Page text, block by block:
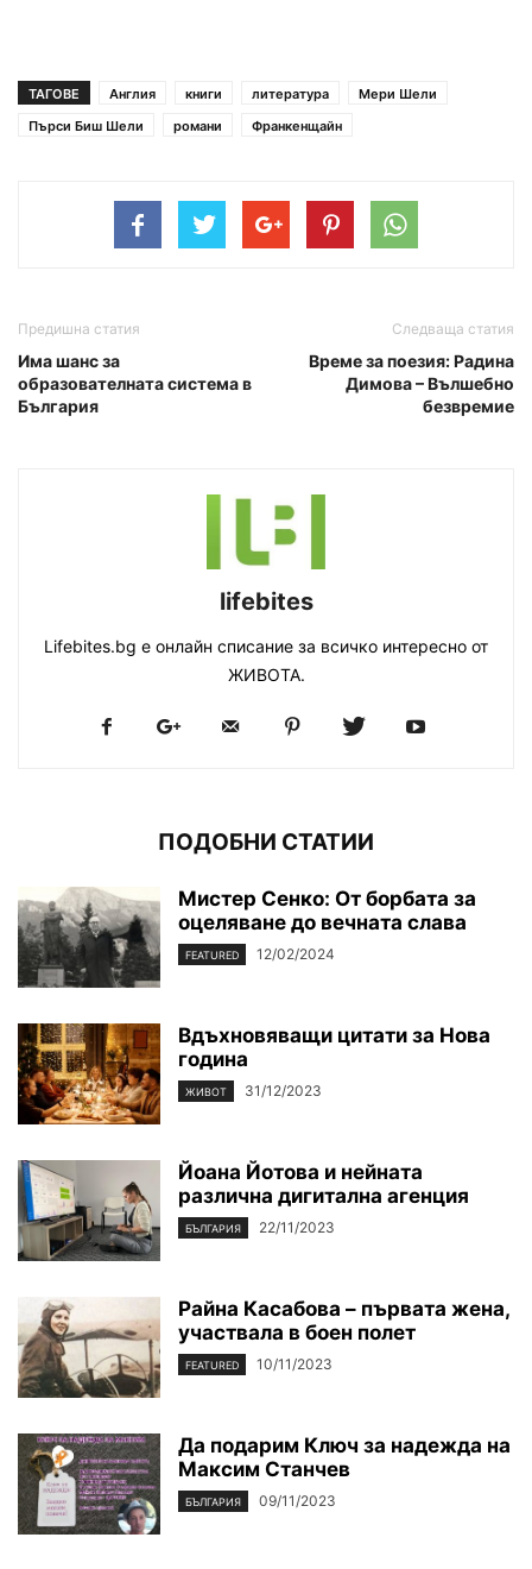
ТАГОВЕ Англия книги литература
Мери Шели
Пърси Биш Шели
романи Франкенщайн
Предишна статия
Има шанс за
образователната система в
България
Следваща статия
Време за поезия: Радина
Димова – Вълшебно
безвремие
lifebites
Lifebites.bg е онлайн списание за всичко интересно от
ЖИВОТА.
ПОДОБНИ СТАТИИ
Мистер Сенко: От борбата за
оцеляване до вечната слава
FEATURED 12/02/2024
Вдъхновяващи цитати за Нова
година
ЖИВОТ 31/12/2023
Йоана Йотова и нейната
различна дигитална агенция
БЪЛГАРИЯ 22/11/2023
Райна Касабова – първата жена,
участвала в боен полет
FEATURED 10/11/2023
Да подарим Ключ за надежда на
Максим Станчев
БЪЛГАРИЯ 09/11/2023